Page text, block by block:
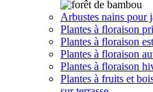
Arbustes nains pour
Plantes à floraison
Plantes à floraison
Plantes à floraison
Plantes à floraison
Plantes à fruits et